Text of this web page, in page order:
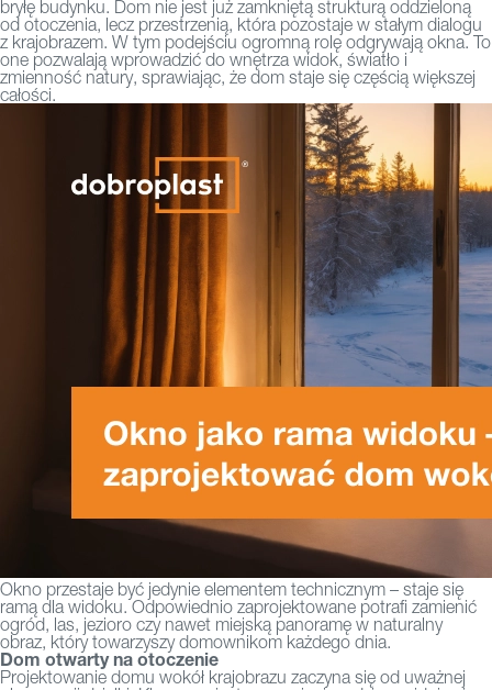
bryłę budynku. Dom nie jest już zamkniętą strukturą oddzieloną
od otoczenia, lecz przestrzenią, która pozostaje w stałym dialogu
z krajobrazem. W tym podejściu ogromną rolę odgrywają okna. To
one pozwalają wprowadzić do wnętrza widok, światło i
zmienność natury, sprawiając, że dom staje się częścią większej
całości.
Okno przestaje być jedynie elementem technicznym – staje się
ramą dla widoku. Odpowiednio zaprojektowane potrafi zamienić
ogród, las, jezioro czy nawet miejską panoramę w naturalny
obraz, który towarzyszy domownikom każdego dnia.
Dom otwarty na otoczenie
Projektowanie domu wokół krajobrazu zaczyna się od uważnej